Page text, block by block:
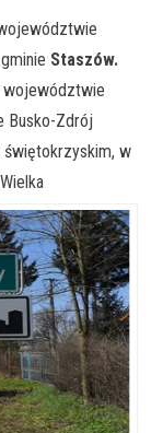
Staszów.
województwie
Busko-Zdrój
w